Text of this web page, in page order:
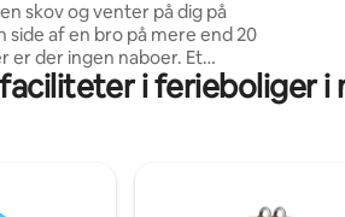
skov og venter på dig på
side af en bro på mere end 20
giver dig en fantastisk
et roligt og afslappendei ferieboliger i